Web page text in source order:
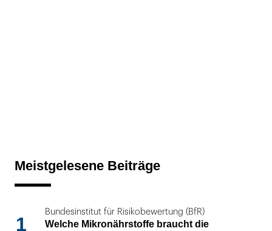
Meistgelesene Beiträge
1
Bundesinstitut für Risikobewertung (BfR)
Welche Mikronährstoffe braucht die